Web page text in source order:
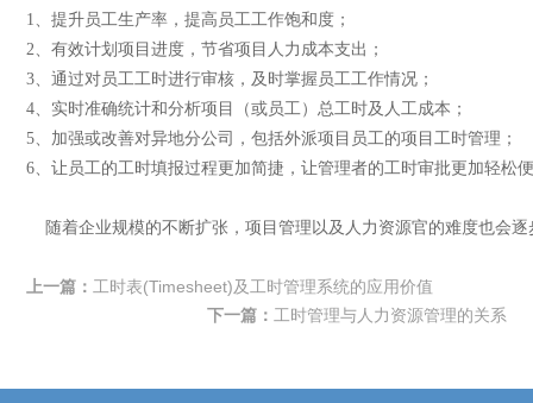
1、提升员工生产率，提高员工工作饱和度；
2、有效计划项目进度，节省项目人力成本支出；
3、通过对员工工时进行审核，及时掌握员工工作情况；
4、实时准确统计和分析项目（或员工）总工时及人工成本；
5、加强或改善对异地分公司，包括外派项目员工的项目工时管理；
6、让员工的工时填报过程更加简捷，让管理者的工时审批更加轻松
随着企业规模的不断扩张，项目管理以及人力资源官的难度也会
上一篇： 工时表(Timesheet)及工时管理系统的应用价值
下一篇： 工时管理与人力资源管理的关系